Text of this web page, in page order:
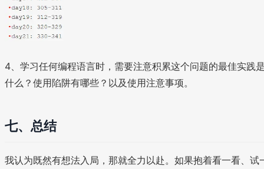
4、学习任何编程语言时，需要注意积累这个问题的最佳实践
什么？使用陷阱有哪些？以及使用注意事项。
七、总结
我认为既然有想法入局，那就全力以赴。如果抱着看一看、试